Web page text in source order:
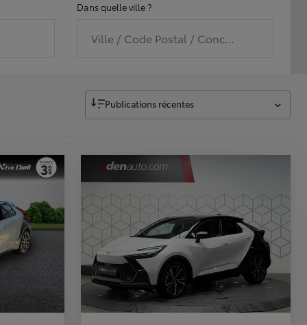
Dans quelle ville ?
Ville / Code Postal / Concession
Publications récentes